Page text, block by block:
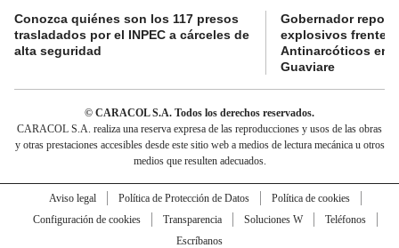
Conozca quiénes son los 117 presos
trasladados por el INPEC a cárceles de
alta seguridad
Gobernador
explosivos frente a
Antinarcóticos en
Guaviare
© CARACOL S.A. Todos los derechos reservados.
CARACOL S.A. realiza una reserva expresa de las reproducciones y usos de las obras
y otras prestaciones accesibles desde este sitio web a medios de lectura mecánica u otros
medios que resulten adecuados.
Aviso legal Política de Protección de Datos
Política de cookies
Configuración de cookies
Transparencia Soluciones W
Teléfonos
Escríbanos